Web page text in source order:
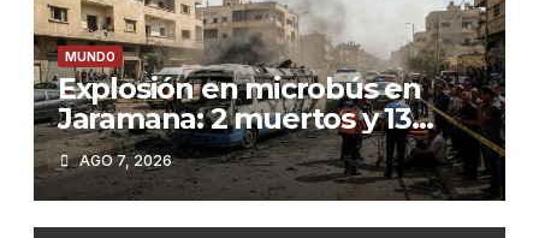
MUNDO
Explosión en microbús en
Jaramana: 2 muertos y 13
heridos en un ataque no
reivindicado cerca de
Damasco
AGO 7, 2026